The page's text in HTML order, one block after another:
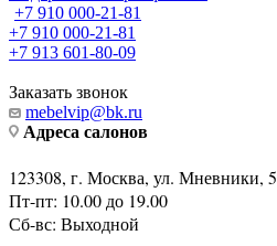
+7 910 000-21-81
+7 910 000-21-81
+7 913 601-80-09
Заказать звонок
mebelvip@bk.ru
Адреса салонов
123308, г. Москва, ул. Мневники, 5
Пт-пт: 10.00 до 19.00
Сб-вс: Выходной